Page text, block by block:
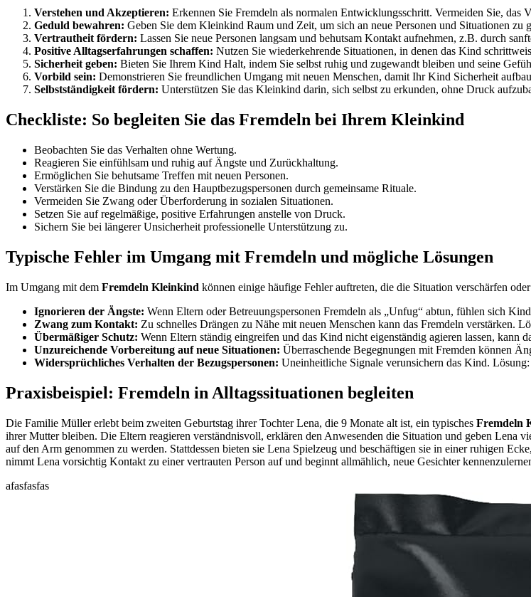
Verstehen und Akzeptieren: Erkennen Sie Fremdeln als normalen Entwicklungsschritt. Vermeiden Sie, das
Geduld bewahren: Geben Sie dem Kleinkind Raum und Zeit, um sich an neue Personen und Situationen zu
Vertrautheit fördern: Lassen Sie neue Personen langsam und behutsam Kontakt aufnehmen, z.B. durch
Positive Alltagserfahrungen schaffen: Nutzen Sie wiederkehrende Situationen, in denen das Kind
Sicherheit geben: Bieten Sie Ihrem Kind Halt, indem Sie selbst ruhig und zugewandt bleiben und seine
Vorbild sein: Demonstrieren Sie freundlichen Umgang mit neuen Menschen, damit Ihr Kind Sicherheit
Selbstständigkeit fördern: Unterstützen Sie das Kleinkind darin, sich selbst zu erkunden, ohne Druck
Checkliste: So begleiten Sie das Fremdeln bei Ihrem Kleinkind
Beobachten Sie das Verhalten ohne Wertung.
Reagieren Sie einfühlsam und ruhig auf Ängste und Zurückhaltung.
Ermöglichen Sie behutsame Treffen mit neuen Personen.
Verstärken Sie die Bindung zu den Hauptbezugspersonen durch gemeinsame Rituale.
Vermeiden Sie Zwang oder Überforderung in sozialen Situationen.
Setzen Sie auf regelmäßige, positive Erfahrungen anstelle von Druck.
Sichern Sie bei längerer Unsicherheit professionelle Unterstützung zu.
Typische Fehler im Umgang mit Fremdeln und mögliche Lösungen
Im Umgang mit dem Fremdeln Kleinkind können einige häufige Fehler auftreten, die die Situation verschärfen
Ignorieren der Ängste: Wenn Eltern oder Betreuungspersonen Fremdeln als „Unfug“ abtun, fühlen sich
Zwang zum Kontakt: Zu schnelles Drängen zu Nähe mit neuen Menschen kann das Fremdeln verstärken.
Übermäßiger Schutz: Wenn Eltern ständig eingreifen und das Kind nicht eigenständig agieren lassen,
Unzureichende Vorbereitung auf neue Situationen: Überraschende Begegnungen mit Fremden können
Widersprüchliches Verhalten der Bezugspersonen: Uneinheitliche Signale verunsichern das Kind.
Praxisbeispiel: Fremdeln in Alltagssituationen begleiten
Die Familie Müller erlebt beim zweiten Geburtstag ihrer Tochter Lena, die 9 Monate alt ist, ein typisches Fremdeln
ihrer Mutter bleiben. Die Eltern reagieren verständnisvoll, erklären den Anwesenden die Situation und geben
auf den Arm genommen zu werden. Stattdessen bieten sie Lena Spielzeug und beschäftigen sie in einer ruhigen
nimmt Lena vorsichtig Kontakt zu einer vertrauten Person auf und beginnt allmählich, neue Gesichter
afasfasfas